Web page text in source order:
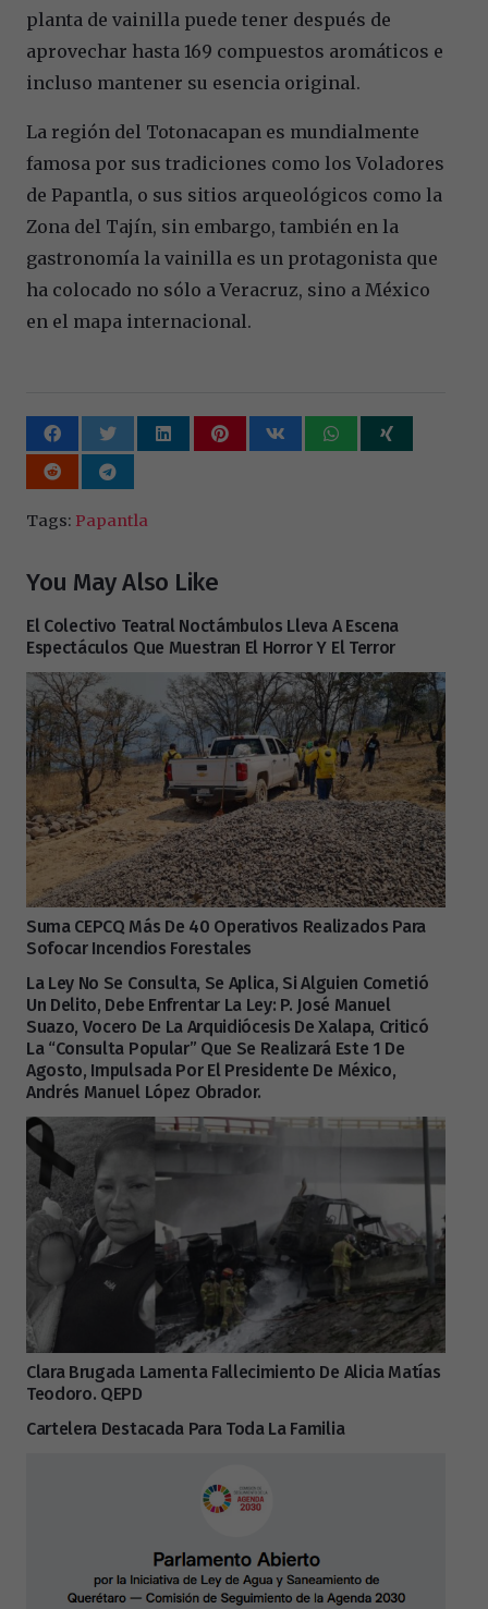
planta de vainilla puede tener después de
aprovechar hasta 169 compuestos aromáticos e
incluso mantener su esencia original.
La región del Totonacapan es mundialmente
famosa por sus tradiciones como los Voladores
de Papantla, o sus sitios arqueológicos como la
Zona del Tajín, sin embargo, también en la
gastronomía la vainilla es un protagonista que
ha colocado no sólo a Veracruz, sino a México
en el mapa internacional.
Tags: Papantla
You May Also Like
El Colectivo Teatral Noctámbulos Lleva A Escena
Espectáculos Que Muestran El Horror Y El Terror
Suma CEPCQ Más De 40 Operativos Realizados Para
Sofocar Incendios Forestales
La Ley No Se Consulta, Se Aplica, Si Alguien Cometió
Un Delito, Debe Enfrentar La Ley: P. José Manuel
Suazo, Vocero De La Arquidiócesis De Xalapa, Criticó
La “consulta Popular” Que Se Realizará Este 1 De
Agosto, Impulsada Por El Presidente De México,
Andrés Manuel López Obrador.
Clara Brugada Lamenta Fallecimiento De Alicia Matías
Teodoro. QEPD
Cartelera Destacada Para Toda La Familia